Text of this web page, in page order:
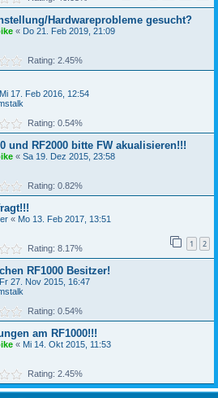
Hardwareprobleme gesucht?
« Do 21. Feb 2019, 21:09
Rating: 2.45%
Mi 17. Feb 2016, 12:54
Rating: 0.54%
und RF2000 bitte FW akualisieren!!!
« Sa 19. Dez 2015, 23:58
Rating: 0.82%
« Mo 13. Feb 2017, 13:51
1 2
Rating: 8.17%
RF1000 Besitzer!
Fr 27. Nov 2015, 16:47
Rating: 0.54%
am RF1000!!!
« Mi 14. Okt 2015, 11:53
Rating: 2.45%